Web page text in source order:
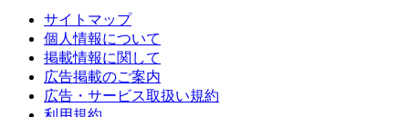
サイトマップ
個人情報について
掲載情報に関して
広告掲載のご案内
広告・サービス取扱い規約